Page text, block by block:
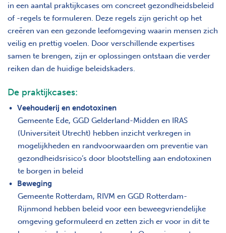
in een aantal praktijkcases om concreet gezondheidsbeleid
of -regels te formuleren. Deze regels zijn gericht op het
creëren van een gezonde leefomgeving waarin mensen zich
veilig en prettig voelen. Door verschillende expertises
samen te brengen, zijn er oplossingen ontstaan die verder
reiken dan de huidige beleidskaders.
De praktijkcases:
Veehouderij en endotoxinen
Gemeente Ede, GGD Gelderland-Midden en IRAS
(Universiteit Utrecht) hebben inzicht verkregen in
mogelijkheden en randvoorwaarden om preventie van
gezondheidsrisico’s door blootstelling aan endotoxinen
te borgen in beleid
Beweging
Gemeente Rotterdam, RIVM en GGD Rotterdam-
Rijnmond hebben beleid voor een beweegvriendelijke
omgeving geformuleerd en zetten zich er voor in dit te